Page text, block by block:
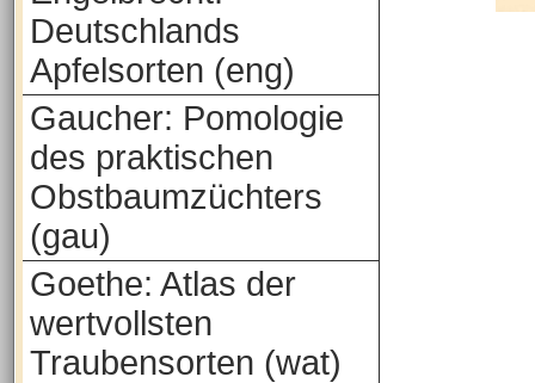
Deutschlands
Apfelsorten (eng)
Gaucher: Pomologie
des praktischen
Obstbaumzüchters
(gau)
Goethe: Atlas der
wertvollsten
Traubensorten (wat)